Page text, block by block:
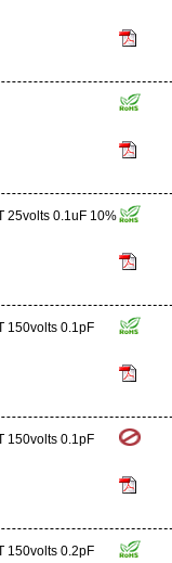
25volts 0.1uF 10%
150volts 0.1pF
150volts 0.1pF
150volts 0.2pF